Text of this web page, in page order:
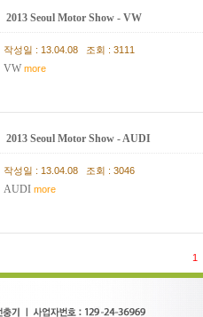
2013 Seoul Motor Show - VW
작성일 : 13.04.08 조회 : 3111
VW more
2013 Seoul Motor Show - AUDI
작성일 : 13.04.08 조회 : 3046
AUDI more
1